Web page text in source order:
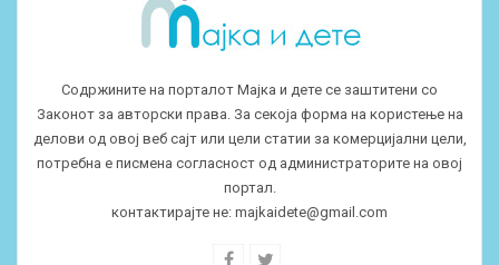
Содржините на порталот Мајка и дете се заштитени со
Законот за авторски права. За секоја форма на користење на
делови од овој веб сајт или цели статии за комерцијални цели,
потребна е писмена согласност од администраторите на овој
портал.
контактирајте не: majkaidete@gmail.com